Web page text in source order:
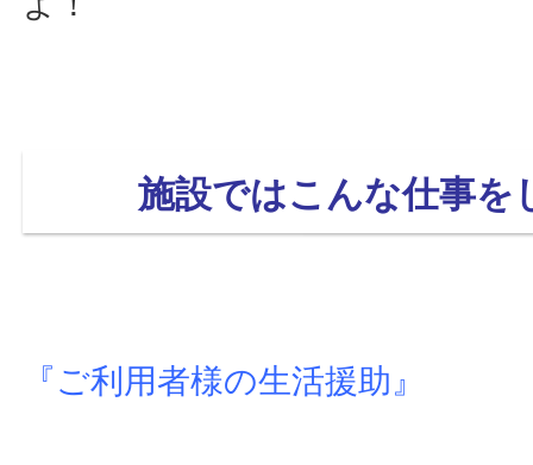
施設ではこんな仕事
『ご利用者様の生活援助』